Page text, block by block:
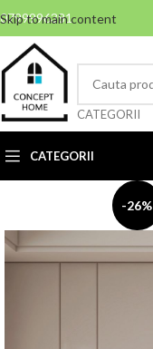
Skip to main content
0799996381
CATEGORII
CATEGORII
-26%